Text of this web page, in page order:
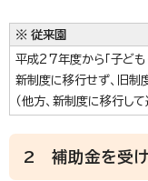
※ 従来園
平成27年度から「子ども
新制度に移行せず、旧制
（他方、新制度に移行し
2 補助金を受け